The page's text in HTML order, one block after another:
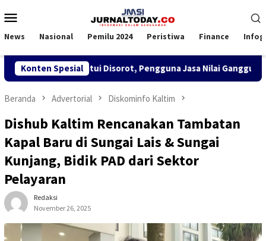
ke
Mobile
News Nasional Pemilu 2024 Peristiwa Finance
Konten Spesial
di KSOP Satui Disorot, Pengguna Jasa Nilai Ganggu
Beranda Advertorial Diskominfo Kaltim
Dishub Kaltim Rencanakan Tambatan
Kapal Baru di Sungai Lais & Sungai
Kunjang, Bidik PAD dari Sektor
Pelayaran
Redaksi
November 26, 2025